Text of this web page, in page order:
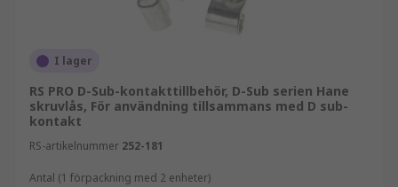
I lager
RS PRO D-Sub-kontakttillbehör, D-Sub serien Hane
skruvlås, För användning tillsammans med D sub-
kontakt
RS-artikelnummer 252-181
Antal (1 förpackning med 2 enheter)